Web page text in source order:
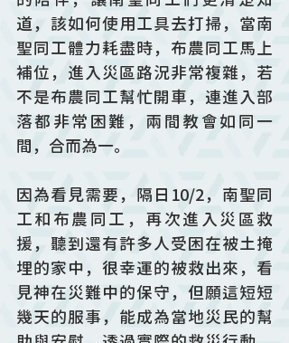
道，該如何使用工具去打掃，當南
聖同工體力耗盡時，布農同工馬上
補位，進入災區路況非常複雜，若
不是布農同工幫忙開車，連進入部
落都非常困難，兩間教會如同一
間，合而為一。
因為看見需要，隔日10/2，南聖同
工和布農同工，再次進入災區救
援，聽到還有許多人受困在被土掩
埋的家中，很幸運的被救出來，看
見神在災難中的保守，但願這短短
幾天的服事，能成為當地災民的幫